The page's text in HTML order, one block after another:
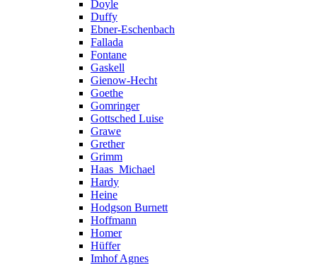
Doyle
Duffy
Ebner-Eschenbach
Fallada
Fontane
Gaskell
Gienow-Hecht
Goethe
Gomringer
Gottsched Luise
Grawe
Grether
Grimm
Haas_Michael
Hardy
Heine
Hodgson Burnett
Hoffmann
Homer
Hüffer
Imhof Agnes